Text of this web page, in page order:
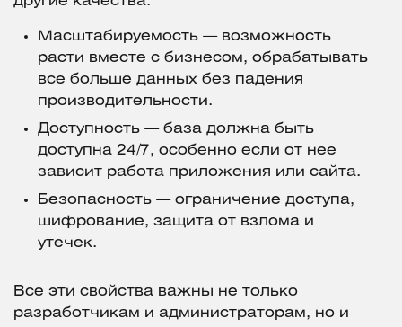
Масштабируемость — возможность
расти вместе с бизнесом, обрабатывать
все больше данных без падения
производительности.
Доступность — база должна быть
доступна 24/7, особенно если от нее
зависит работа приложения или сайта.
Безопасность — ограничение доступа,
шифрование, защита от взлома и
утечек.
Все эти свойства важны не только
разработчикам и администраторам, но и